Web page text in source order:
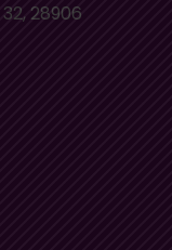
28906